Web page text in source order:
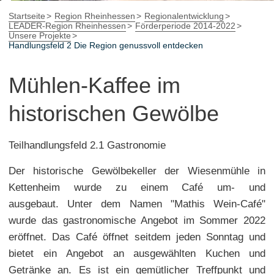
Startseite Region Rheinhessen
Regionalentwicklung
LEADER-Region Rheinhessen
Förderperiode 2014-2022
Unsere Projekte
Handlungsfeld 2 Die Region genussvoll entdecken
Mühlen-Kaffee im
historischen Gewölbe
Teilhandlungsfeld 2.1 Gastronomie
Der historische Gewölbekeller der Wiesenmühle in
Kettenheim wurde zu einem Café um- und
ausgebaut. Unter dem Namen "Mathis Wein-Café"
wurde das gastronomische Angebot im Sommer 2022
eröffnet. Das Café öffnet seitdem jeden Sonntag und
bietet ein Angebot an ausgewählten Kuchen und
Getränke an. Es ist ein gemütlicher Treffpunkt und